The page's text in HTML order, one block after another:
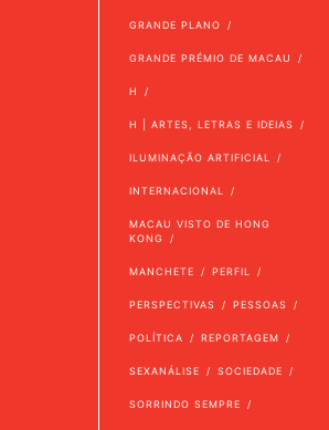
GRANDE PLANO
GRANDE PRÉMIO DE MACAU
H
H | ARTES, LETRAS E IDEIAS
ILUMINAÇÃO ARTIFICIAL
INTERNACIONAL
MACAU VISTO DE HONG
KONG
MANCHETE PERFIL
PERSPECTIVAS PESSOAS
POLÍTICA REPORTAGEM
SEXANÁLISE SOCIEDADE
SORRINDO SEMPRE